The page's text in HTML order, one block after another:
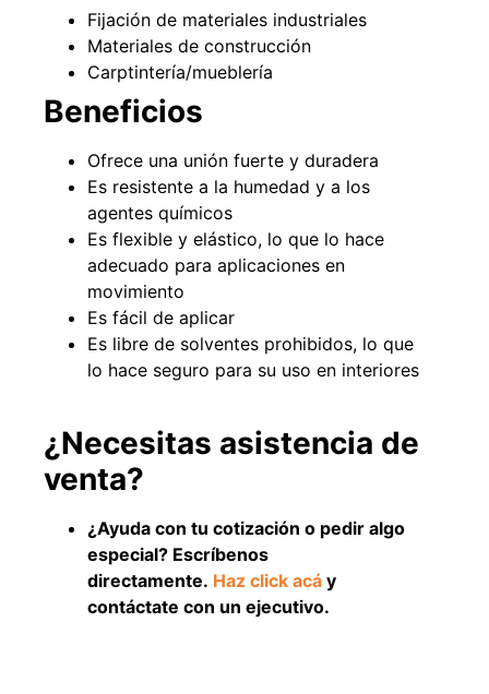
Fijación de materiales industriales
Materiales de construcción
Carptintería/mueblería
Beneficios
Ofrece una unión fuerte y duradera
Es resistente a la humedad y a los
agentes químicos
Es flexible y elástico, lo que lo hace
adecuado para aplicaciones en
movimiento
Es fácil de aplicar
Es libre de solventes prohibidos, lo que
lo hace seguro para su uso en interiores
¿Necesitas asistencia de
venta?
¿Ayuda con tu cotización o pedir algo
especial? Escríbenos
directamente. Haz click acá y
contáctate con un ejecutivo.
Empaquetadura 3/16"
4.8mm neopreno con 1 tela
3.5MP
$803.797
Explora más productos